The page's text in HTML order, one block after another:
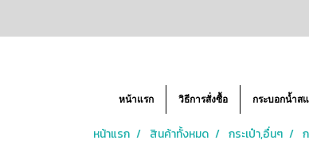
หน้าแรก วิธีการสั่งซื้อ กระบอกน้ำส
หน้าแรก สินค้าทั้งหมด กระเป๋า,อื่นๆ